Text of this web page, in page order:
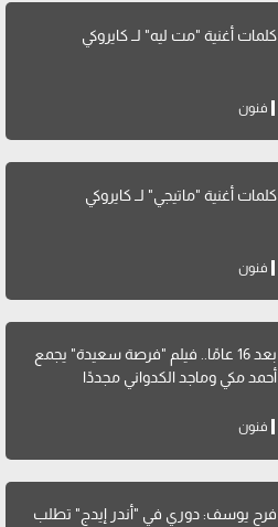
كلمات أغنية "مت ليه" لــ كايروكي
فنون
كلمات أغنية "ماتيجي" لــ كايروكي
فنون
بعد 16 عامًا.. فيلم "فرصة سعيدة" يجمع
أحمد مكي وماجد الكدواني مجددًا
فنون
فرح يوسف: دوري في "أندر إيدج" تطلب